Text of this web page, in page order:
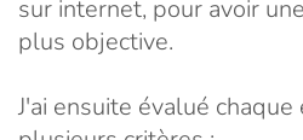
sur internet, pour avoir
plus objective.
J'ai ensuite évalué